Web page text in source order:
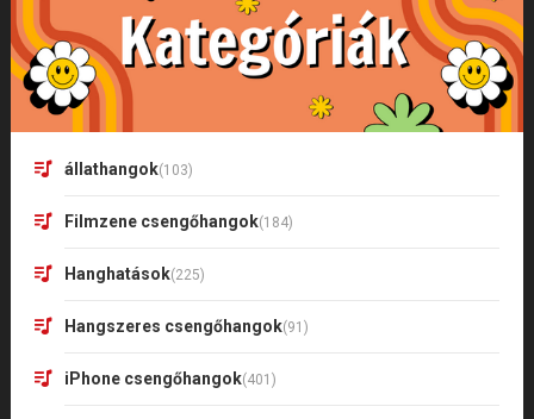
állathangok(103)
Filmzene csengőhangok(184)
Hanghatások(225)
Hangszeres csengőhangok(91)
iPhone csengőhangok(401)